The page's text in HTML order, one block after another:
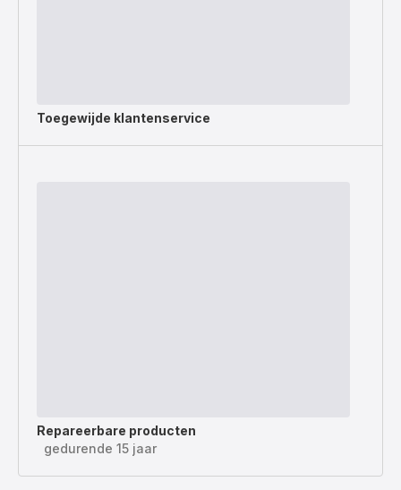
Toegewijde klantenservice
Repareerbare producten
gedurende 15 jaar